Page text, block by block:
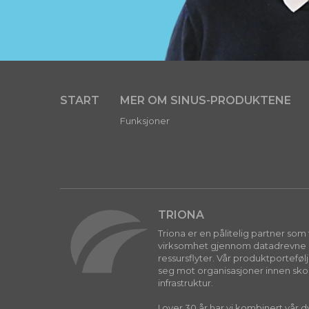
START MER OM SINUS-PRODUKTENE
Funksjoner
TRIONA
Triona er en pålitelig partner
virksomhet gjennom
ressursflyter. Vår
seg mot organisasjoner innen
infrastruktur.